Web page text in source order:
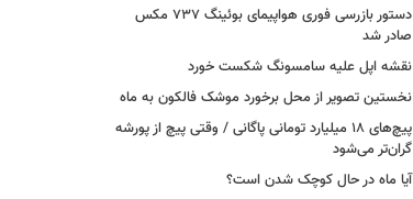
دستور بازرسی فوری هواپیمای بوئینگ ۷۳۷ مکس
صادر شد
نقشه اپل علیه سامسونگ شکست خورد
نخستین تصویر از محل برخورد موشک فالکون به ماه
پیچ‌های ۱۸ میلیارد تومانی پاگانی / وقتی پیچ از پورشه
گران‌تر می‌شود
آیا ماه در حال کوچک شدن است؟